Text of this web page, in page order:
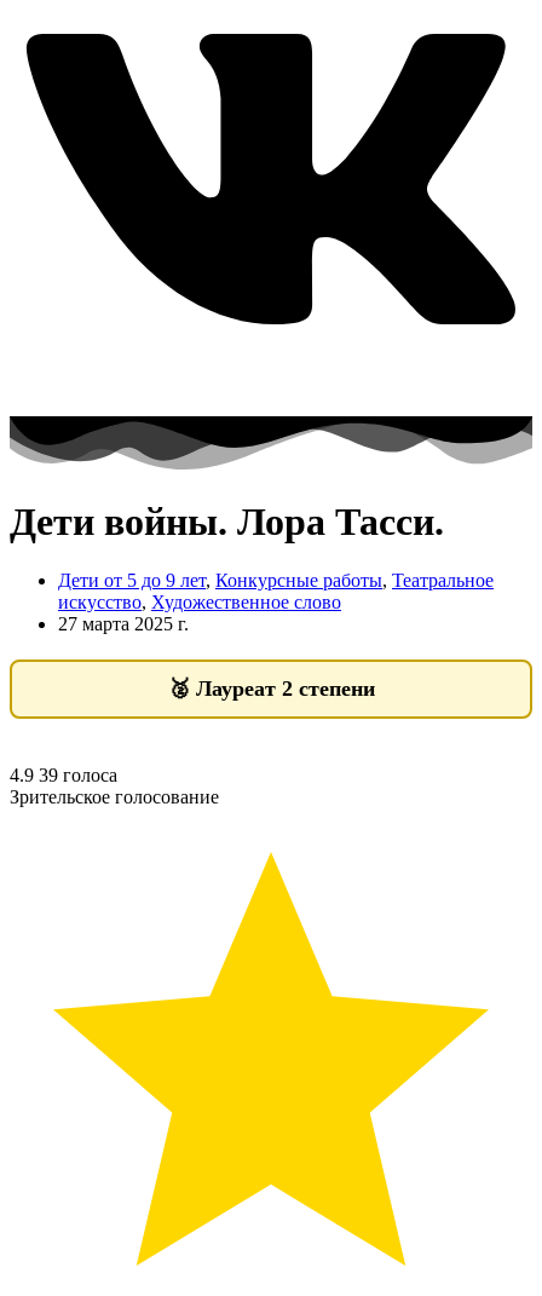
Дети войны. Лора Тасси.
Дети от 5 до 9 лет, Конкурсные работы, Театральное
искусство, Художественное слово
27 марта 2025 г.
🥈 Лауреат 2 степени
4.9 39 голоса
Зрительское голосование